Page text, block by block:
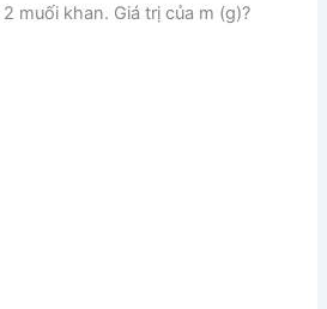
muối khan. Giá trị của m (g)?